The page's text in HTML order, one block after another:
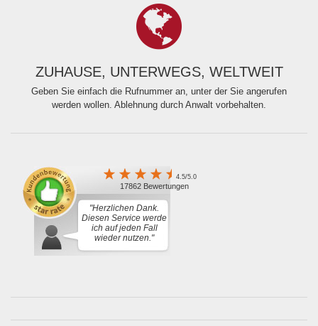
ZUHAUSE, UNTERWEGS, WELTWEIT
Geben Sie einfach die Rufnummer an, unter der Sie angerufen
werden wollen. Ablehnung durch Anwalt vorbehalten.
4.5/5.0
17862 Bewertungen
"Herzlichen Dank.
Diesen Service werde
ich auf jeden Fall
wieder nutzen."